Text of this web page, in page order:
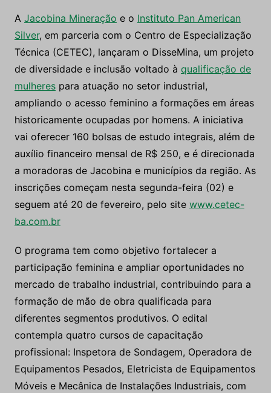
A Jacobina Mineração e o Instituto Pan American
Silver, em parceria com o Centro de Especialização
Técnica (CETEC), lançaram o DisseMina, um projeto
de diversidade e inclusão voltado à qualificação de
mulherespara atuação no setor industrial,
ampliando o acesso feminino a formações em áreas
historicamente ocupadas por homens. A iniciativa
vai oferecer 160 bolsas de estudo integrais, além de
auxílio financeiro mensal de R$ 250, e é direcionada
a moradoras de Jacobina e municípios da região. As
inscrições começam nesta segunda-feira (02) e
seguem até 20 de fevereiro, pelo site www.cetec-
ba.com.br
O programa tem como objetivo fortalecer a
participação feminina e ampliar oportunidades no
mercado de trabalho industrial, contribuindo para a
formação de mão de obra qualificada para
diferentes segmentos produtivos. O edital
contempla quatro cursos de capacitação
profissional: Inspetora de Sondagem, Operadora de
Equipamentos Pesados, Eletricista de Equipamentos
Móveis e Mecânica de Instalações Industriais, com